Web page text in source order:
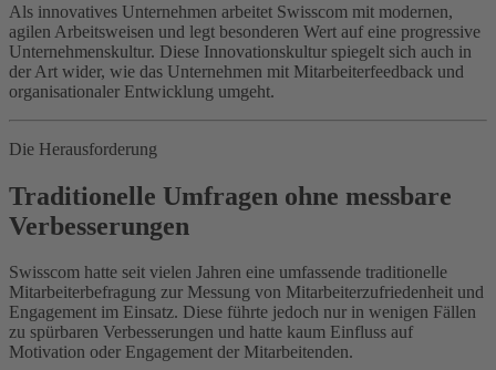
Als innovatives Unternehmen arbeitet Swisscom mit modernen,
agilen Arbeitsweisen und legt besonderen Wert auf eine progressive
Unternehmenskultur. Diese Innovationskultur spiegelt sich auch in
der Art wider, wie das Unternehmen mit Mitarbeiterfeedback und
organisationaler Entwicklung umgeht.
Die Herausforderung
Traditionelle Umfragen ohne messbare
Verbesserungen
Swisscom hatte seit vielen Jahren eine umfassende traditionelle
Mitarbeiterbefragung zur Messung von Mitarbeiterzufriedenheit und
Engagement im Einsatz. Diese führte jedoch nur in wenigen Fällen
zu spürbaren Verbesserungen und hatte kaum Einfluss auf
Motivation oder Engagement der Mitarbeitenden.